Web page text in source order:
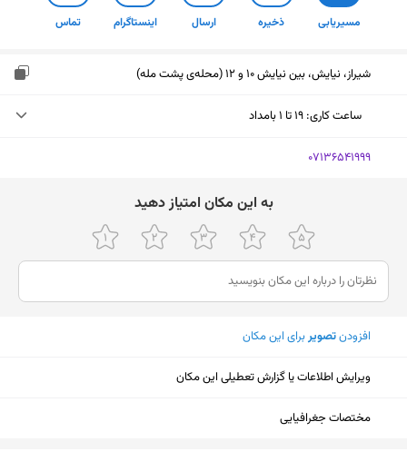
مسیریابی ذخیره ارسال اینستاگرام تماس
شیراز، نیایش، بین نیایش 10 و 12 (محله‌ی پشت مله)
ساعت کاری: ۱۹ تا ۱ بامداد
جمعه (امروز)
دوشنبه
۱۹ تا ۱ بامداد
سه‌شنبه
۱۹ تا ۱ بامداد
چهارشنبه
پنجشنبه
‎07136541999
ﺑﻪ اﯾﻦ ﻣﮑﺎن اﻣﺘﯿﺎز دﻫﯿﺪ
افزودنتصویربرای این مکان
ویرایش اطلاعات یا گزارش تعطیلی این مکان
مختصات جغرافیایی